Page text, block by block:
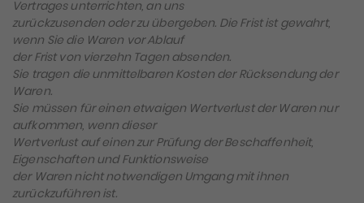
Vertrages unterrichten, an uns
zurückzusenden oder zu übergeben. Die Frist ist gewahrt,
wenn Sie die Waren vor Ablauf
der Frist von vierzehn Tagen absenden.
Sie tragen die unmittelbaren Kosten der Rücksendung der
Waren.
Sie müssen für einen etwaigen Wertverlust der Waren nur
aufkommen, wenn dieser
Wertverlust auf einen zur Prüfung der Beschaffenheit,
Eigenschaften und Funktionsweise
der Waren nicht notwendigen Umgang mit ihnen
zurückzuführen ist.